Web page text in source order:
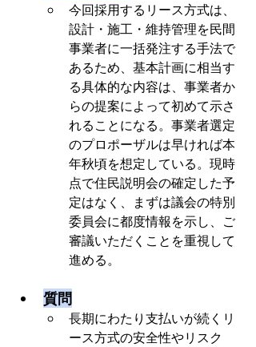
今回採用するリース方式は、
設計・施工・維持管理を民間
事業者に一括発注する手法で
あるため、基本計画に相当す
る具体的な内容は、事業者か
らの提案によって初めて示さ
れることになる。事業者選定
のプロポーザルは早ければ本
年秋頃を想定している。現時
点で住民説明会の確定した予
定はなく、まずは議会の特別
委員会に都度情報を示し、ご
審議いただくことを重視して
進める。
質問
長期にわたり支払いが続くリ
ース方式の安全性やリスク